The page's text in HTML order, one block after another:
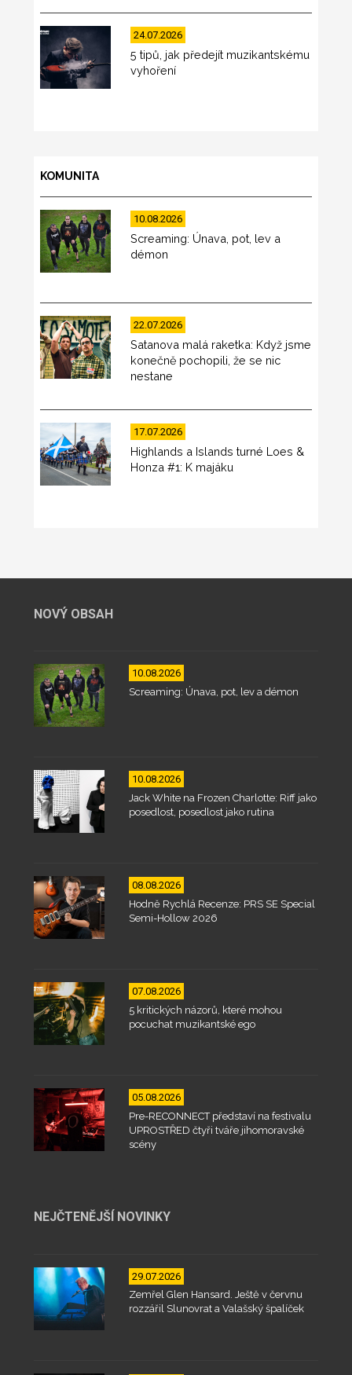
24.07.2026
5 tipů, jak předejít muzikantskému
vyhoření
KOMUNITA
10.08.2026
Screaming: Únava, pot, lev a
démon
22.07.2026
Satanova malá raketka: Když jsme
konečně pochopili, že se nic
nestane
17.07.2026
Highlands a Islands turné Loes &
Honza #1: K majáku
NOVÝ OBSAH
10.08.2026
Screaming: Únava, pot, lev a démon
10.08.2026
Jack White na Frozen Charlotte: Riff jako
posedlost, posedlost jako rutina
08.08.2026
Hodně Rychlá Recenze: PRS SE Special
Semi-Hollow 2026
07.08.2026
5 kritických názorů, které mohou
pocuchat muzikantské ego
05.08.2026
Pre-RECONNECT představí na festivalu
UPROSTŘED čtyři tváře jihomoravské
scény
NEJČTENĚJŠÍ NOVINKY
29.07.2026
Zemřel Glen Hansard. Ještě v červnu
rozzářil Slunovrat a Valašský špalíček